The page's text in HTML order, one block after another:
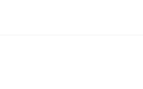
습니다 이것으로 개학한 지 하루도 안되 2명의